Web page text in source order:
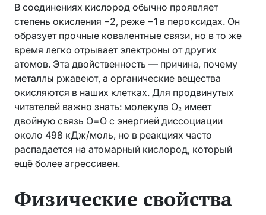
В соединениях кислород обычно проявляет
степень окисления −2, реже −1 в пероксидах. Он
образует прочные ковалентные связи, но в то же
время легко отрывает электроны от других
атомов. Эта двойственность — причина, почему
металлы ржавеют, а органические вещества
окисляются в наших клетках. Для продвинутых
читателей важно знать: молекула O₂ имеет
двойную связь O=O с энергией диссоциации
около 498 кДж/моль, но в реакциях часто
распадается на атомарный кислород, который
ещё более агрессивен.
Физические свойства